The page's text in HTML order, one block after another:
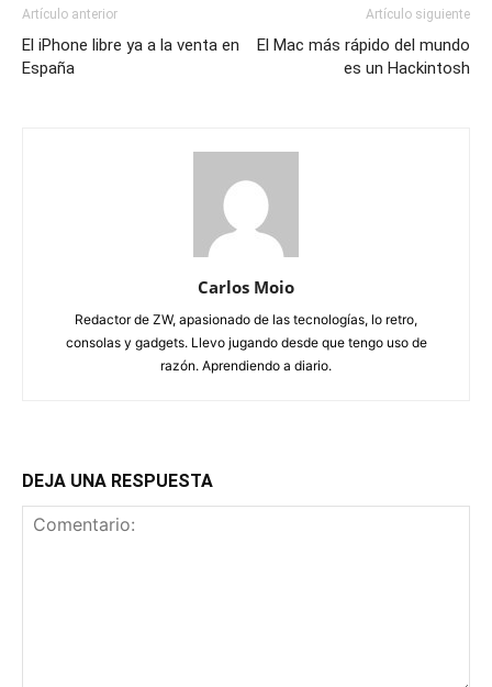
Artículo anterior
El iPhone libre ya a la venta en
España
Artículo siguiente
El Mac más rápido del mundo
es un Hackintosh
Carlos Moio
Redactor de ZW, apasionado de las tecnologías, lo retro,
consolas y gadgets. Llevo jugando desde que tengo uso de
razón. Aprendiendo a diario.
DEJA UNA RESPUESTA